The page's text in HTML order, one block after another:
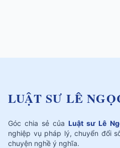
LUẬT SƯ LÊ
Góc chia sẻ củaLuật sư Lê
nghiệp vụ pháp lý, chuyển đổi
chuyện nghề ý nghĩa.